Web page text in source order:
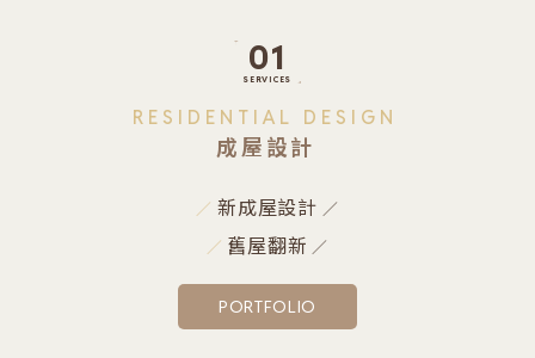
01
RESIDENTIAL DESIGN
成屋設計
新成屋設計
舊屋翻新
PORTFOLIO